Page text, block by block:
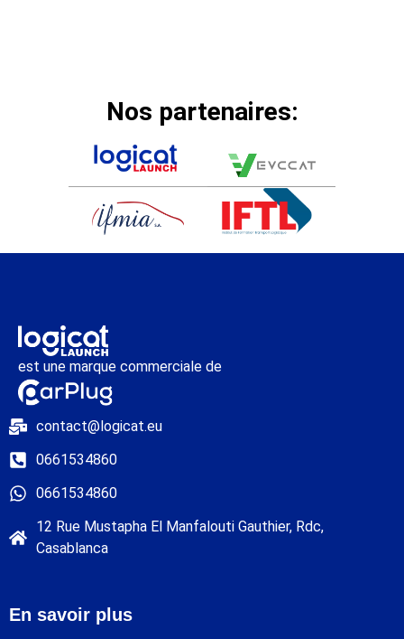
Nos partenaires:
est une marque commerciale de
contact@logicat.eu
0661534860
0661534860
12 Rue Mustapha El Manfalouti Gauthier, Rdc,
Casablanca
En savoir plus